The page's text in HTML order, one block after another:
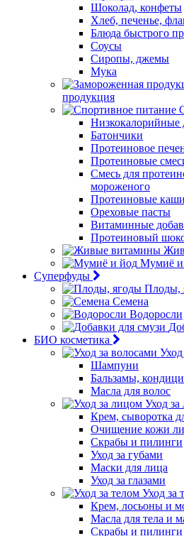
Шоколад, конфеты
Хлеб, печенье,
Блюда быстрого
Соусы
Сиропы, джемы
Мука
продукция
Батончики
Протеиновое
Протеиновые
Смесь для
мороженого
Протеиновые
Ореховые пасты
Витаминные
Протеиновый
Мумиё и
Суперфуды
Плоды,
Семена
Водоросли
БИО косметика
Шампуни
Бальзамы,
Масла для волос
Уход
Крем, сыворотка
Очищение кожи
Скрабы и пилинги
Уход за губами
Маски для лица
Уход за глазами
Уход за
Крем, лосьоны и
Масла для тела и
Скрабы и пилинги